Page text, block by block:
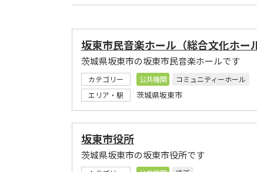
坂東市民音楽ホール（総合文化ホー
茨城県坂東市の坂東市民音楽ホールです
カテゴリー 公共機関
コミュニティーホール
エリア・駅
茨城県坂東市
坂東市役所
茨城県坂東市の坂東市役所です